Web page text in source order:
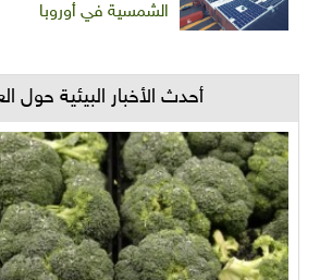
الشمسية في أوروبا
أحدث الأخبار البيئية حول